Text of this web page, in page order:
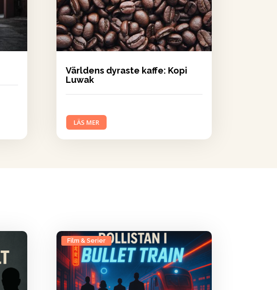
Världens dyraste kaffe: Kopi
Luwak
LÄS MER
Film & Serier